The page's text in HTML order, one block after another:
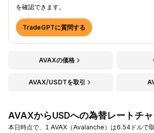
を確認できます。
TradeGPTに質問する
AVAXの価格
AVAX/USDTを取引
AVAXからUSDへの為替レートチャ
本日時点で、1 AVAX（Avalanche）は6.54ドルで